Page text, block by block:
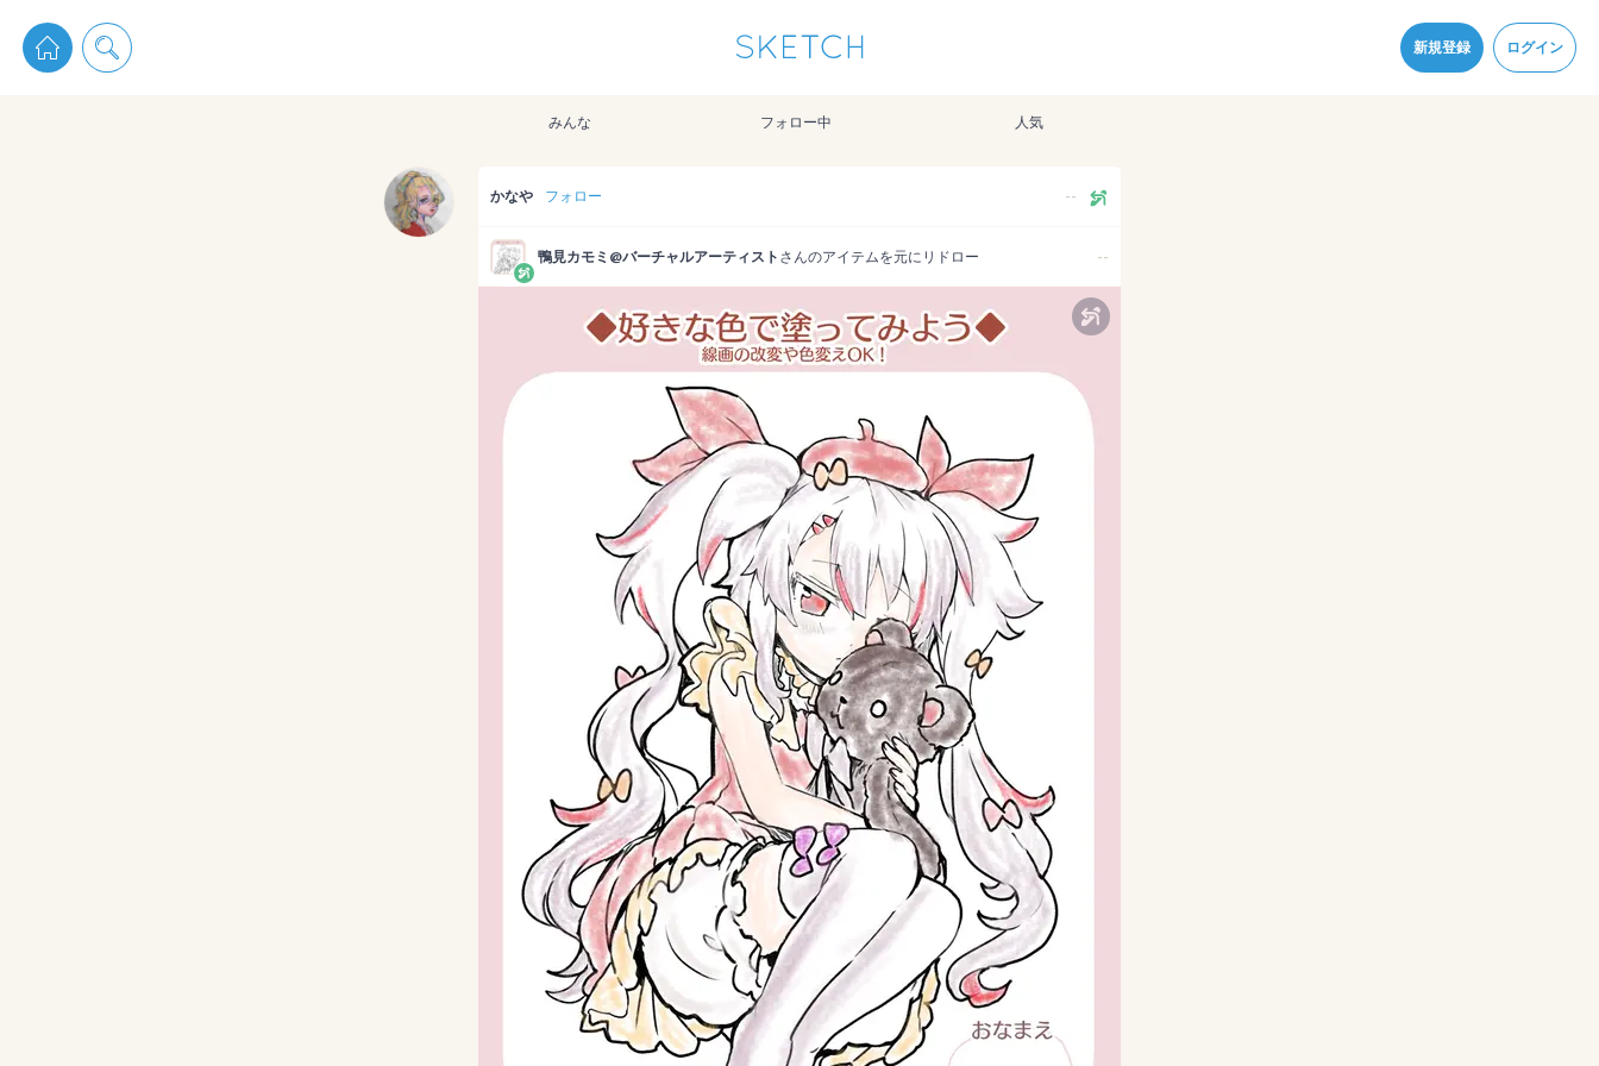
プライパシーポリシー を改定しました。
新規登録
ログイン
pixiv Sketchアプリでさらに快適に！
みんな フォロー中 人気
かなや フォロー --
鴨見カモミ@バーチャルアーティスト さんのアイテムを元にリドロー --